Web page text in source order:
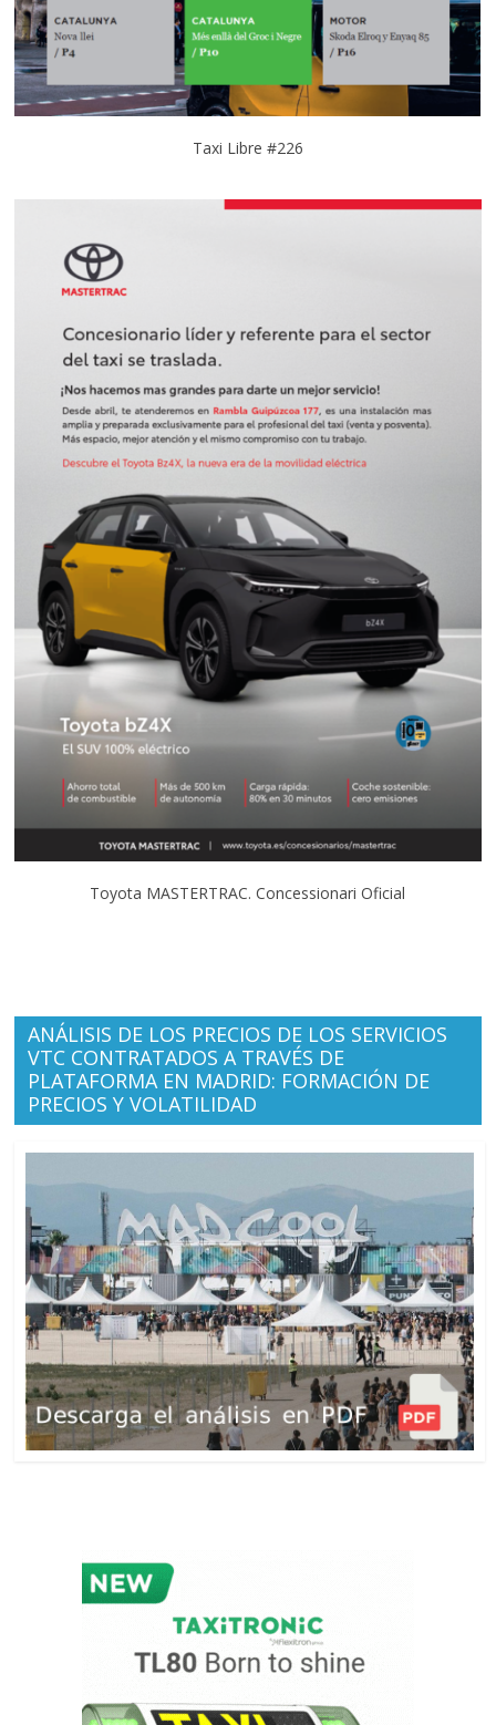
Taxi Libre #226
Toyota MASTERTRAC. Concessionari Oficial
ANÁLISIS DE LOS PRECIOS DE LOS SERVICIOS
VTC CONTRATADOS A TRAVÉS DE
PLATAFORMA EN MADRID: FORMACIÓN DE
PRECIOS Y VOLATILIDAD